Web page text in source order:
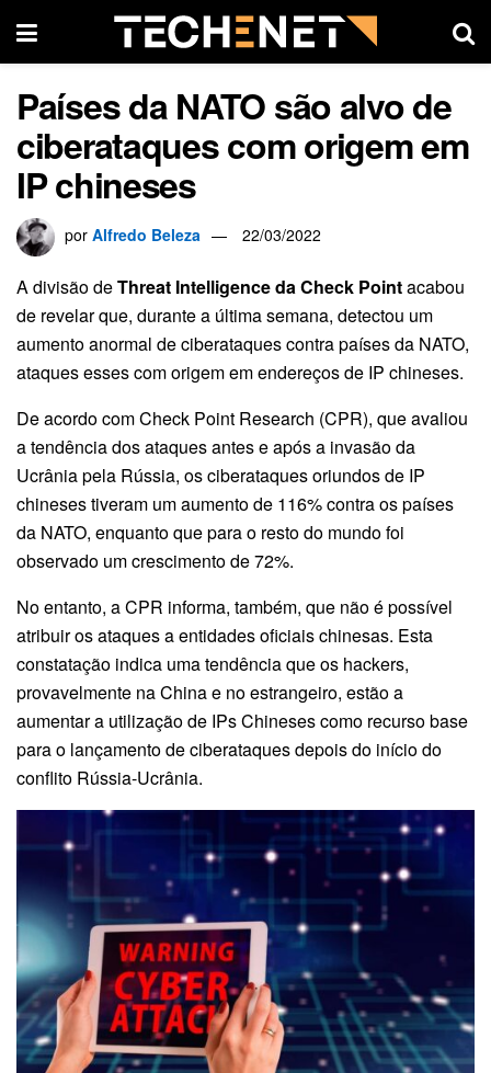
Países da NATO são alvo de
ciberataques com origem em
IP chineses
por Alfredo Beleza 22/03/2022
A divisão deThreat Intelligence da Check Pointacabou
de revelar que, durante a última semana, detectou um
aumento anormal de ciberataques contra países da NATO,
ataques esses com origem em endereços de IP chineses.
De acordo com Check Point Research (CPR), que avaliou
a tendência dos ataques antes e após a invasão da
Ucrânia pela Rússia, os ciberataques oriundos de IP
chineses tiveram um aumento de 116% contra os países
da NATO, enquanto que para o resto do mundo foi
observado um crescimento de 72%.
No entanto, a CPR informa, também, que não é possível
atribuir os ataques a entidades oficiais chinesas. Esta
constatação indica uma tendência que os hackers,
provavelmente na China e no estrangeiro, estão a
aumentar a utilização de IPs Chineses como recurso base
para o lançamento de ciberataques depois do início do
conflito Rússia-Ucrânia.